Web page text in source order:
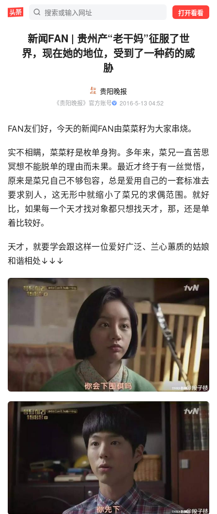
打开看看
新闻FAN | 贵州产“老干妈”征服了世
界，现在她的地位，受到了一种药的威
胁
贵阳晚报
《贵阳晚报》官方账号
  2016-5-13 04:52
FAN友们好，今天的新闻FAN由菜菜籽为大家串烧。
实不相瞒，菜菜籽是枚单身狗。多年来，菜兄一直苦思
冥想不能脱单的理由而未果。最近才终于有一丝觉悟，
原来是菜兄自己不够包容，总是爱用自己的一套标准去
要求别人，这无形中就缩小了菜兄的求偶范围。就好
比，如果每一个天才找对象都只想找天才，那，还是单
着比较好。
天才，就要学会跟这样一位爱好广泛、兰心蕙质的姑娘
和谐相处↓↓↓